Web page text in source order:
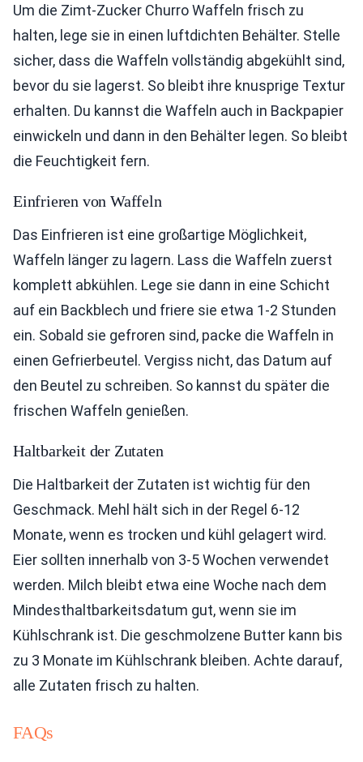
Um die Zimt-Zucker Churro Waffeln frisch zu
halten, lege sie in einen luftdichten Behälter. Stelle
sicher, dass die Waffeln vollständig abgekühlt sind,
bevor du sie lagerst. So bleibt ihre knusprige Textur
erhalten. Du kannst die Waffeln auch in Backpapier
einwickeln und dann in den Behälter legen. So bleibt
die Feuchtigkeit fern.
Einfrieren von Waffeln
Das Einfrieren ist eine großartige Möglichkeit,
Waffeln länger zu lagern. Lass die Waffeln zuerst
komplett abkühlen. Lege sie dann in eine Schicht
auf ein Backblech und friere sie etwa 1-2 Stunden
ein. Sobald sie gefroren sind, packe die Waffeln in
einen Gefrierbeutel. Vergiss nicht, das Datum auf
den Beutel zu schreiben. So kannst du später die
frischen Waffeln genießen.
Haltbarkeit der Zutaten
Die Haltbarkeit der Zutaten ist wichtig für den
Geschmack. Mehl hält sich in der Regel 6-12
Monate, wenn es trocken und kühl gelagert wird.
Eier sollten innerhalb von 3-5 Wochen verwendet
werden. Milch bleibt etwa eine Woche nach dem
Mindesthaltbarkeitsdatum gut, wenn sie im
Kühlschrank ist. Die geschmolzene Butter kann bis
zu 3 Monate im Kühlschrank bleiben. Achte darauf,
alle Zutaten frisch zu halten.
FAQs